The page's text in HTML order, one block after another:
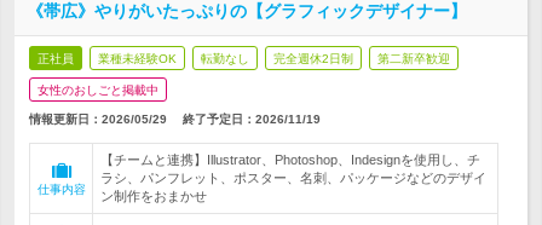
《帯広》やりがいたっぷりの【グラフィックデザイナー】
正社員 業種未経験OK 転勤なし 完全週休2日制 第二新卒歓迎
女性のおしごと掲載中
情報更新日：2026/05/29 終了予定日： 2026/11/19
仕事内容
【チームと連携】Illustrator、Photoshop、Indesignを使用し、チ
ラシ、パンフレット、ポスター、名刺、パッケージなどのデザイ
ン制作をおまかせ